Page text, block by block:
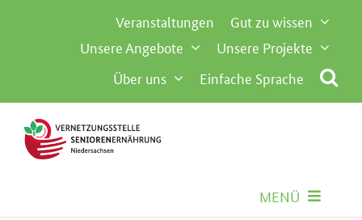
Veranstaltungen
Gut zu wissen
Unsere Angebote
Unsere Projekte
Über uns
Einfache Sprache
MENÜ